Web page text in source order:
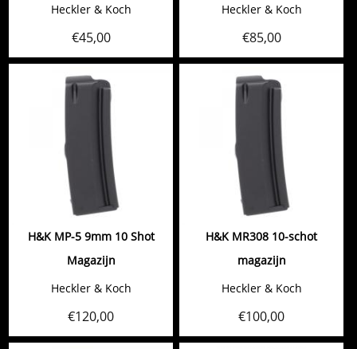
Heckler & Koch
€45,00
Heckler & Koch
€85,00
H&K MP-5 9mm 10 Shot
Magazijn
Heckler & Koch
€120,00
H&K MR308 10-schot
magazijn
Heckler & Koch
€100,00